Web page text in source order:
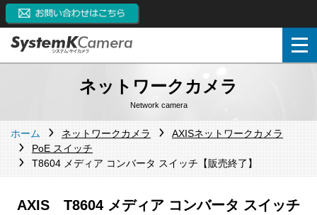
ネットワークカメラ
Network camera
ホーム ネットワークカメラ
AXISネットワークカメラ
PoE スイッチ
T8604 メディア コンバータ スイッチ【販売終了】
AXIS T8604 メディア コンバータ スイッチ